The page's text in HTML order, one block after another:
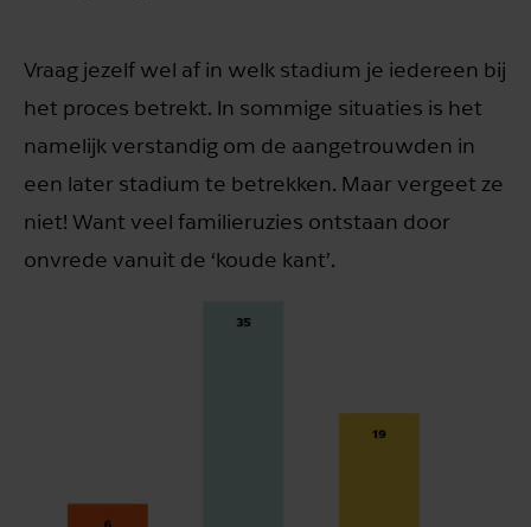
Vraag jezelf wel af in welk stadium je iedereen bij
het proces betrekt. In sommige situaties is het
namelijk verstandig om de aangetrouwden in
een later stadium te betrekken. Maar vergeet ze
niet! Want veel familieruzies ontstaan door
onvrede vanuit de ‘koude kant’.